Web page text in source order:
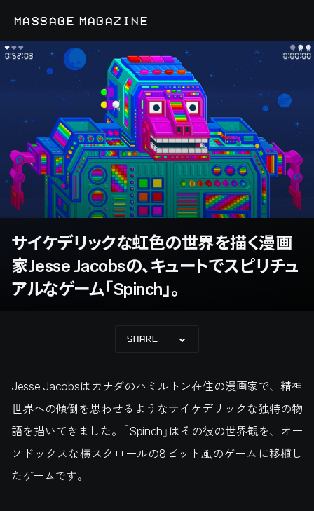
MASSAGE MAGAZINE
サイケデリックな虹色の世界を描く漫画
家Jesse Jacobsの、キュートでスピリチュ
アルなゲーム「Spinch」。
SHARE
Jesse Jacobsはカナダのハミルトン在住の漫画家で、精神
世界への傾倒を思わせるようなサイケデリックな独特の物
語を描いてきました。「Spinch」はその彼の世界観を、オー
ソドックスな横スクロールの8ビット風のゲームに移植し
たゲームです。